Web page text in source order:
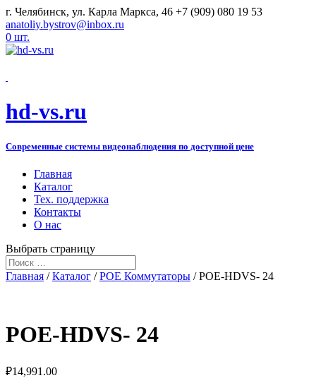
г. Челябинск, ул. Карла Маркса, 46 +7 (909) 080 19 53
anatoliy.bystrov@inbox.ru
0 шт.
hd-vs.ru
Современные системы видеонаблюдения по доступной цене
Главная
Каталог
Тех. поддержка
Контакты
О нас
Выбрать страницу
Главная /Каталог /POE Коммутаторы / POE-HDVS- 24
POE-HDVS- 24
₽14,991.00